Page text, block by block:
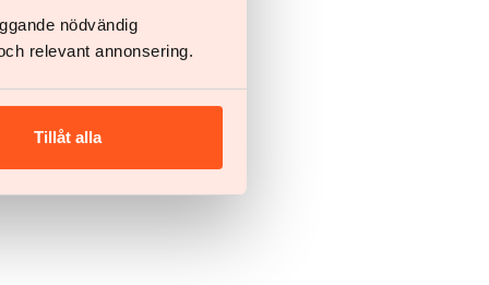
nödvändig
relevant annonsering.
Tillåt alla